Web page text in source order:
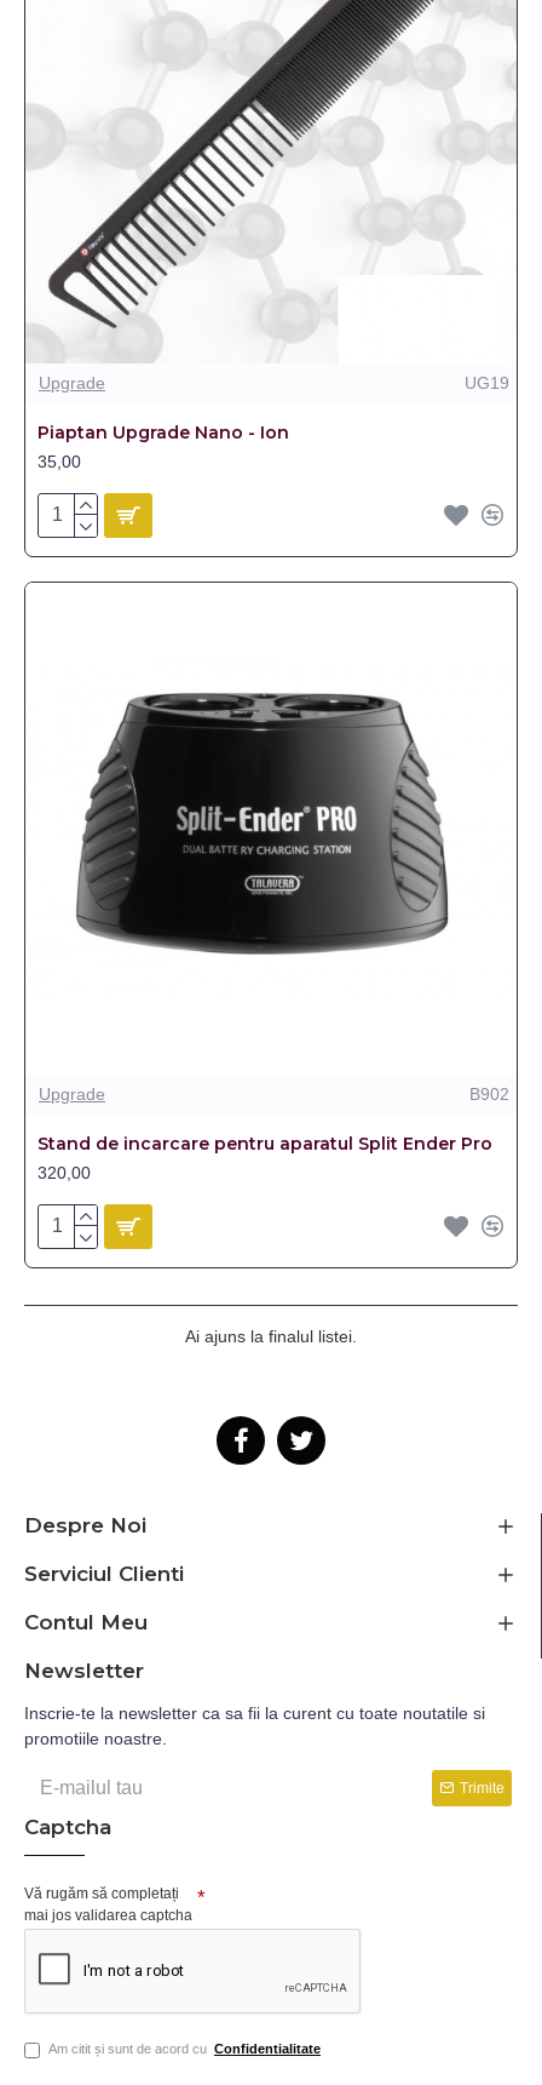
Upgrade UG19
Piaptan Upgrade Nano - Ion
35,00
Upgrade B902
Stand de incarcare pentru aparatul Split Ender Pro
320,00
Ai ajuns la finalul listei.
Despre Noi
Serviciul Clienti
Contul Meu
Newsletter
Inscrie-te la newsletter ca sa fii la curent cu toate noutatile si
promotiile noastre.
Trimite
Captcha
Vă rugăm să completați
mai jos validarea captcha
Am citit și sunt de acord cu Confidentialitate